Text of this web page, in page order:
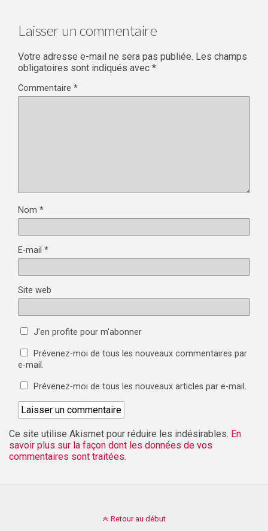
Laisser un commentaire
Votre adresse e-mail ne sera pas publiée. Les champs
obligatoires sont indiqués avec *
Commentaire *
Nom *
E-mail *
Site web
J'en profite pour m'abonner
Prévenez-moi de tous les nouveaux commentaires par
e-mail.
Prévenez-moi de tous les nouveaux articles par e-mail.
Ce site utilise Akismet pour réduire les indésirables. En
savoir plus sur la façon dont les données de vos
commentaires sont traitées.
Retour au début